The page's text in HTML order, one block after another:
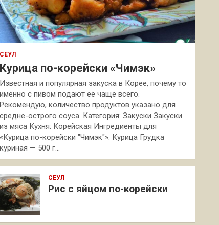
СЕУЛ
Курица по-корейски «Чимэк»
Известная и популярная закуска в Корее, почему то
именно с пивом подают её чаще всего.
Рекомендую, количество продуктов указано для
средне-острого соуса. Категория: Закуски Закуски
из мяса Кухня: Корейская Ингредиенты для
«Курица по-корейски "Чимэк"»: Курица Грудка
куриная — 500 г…
СЕУЛ
Рис с яйцом по-корейски